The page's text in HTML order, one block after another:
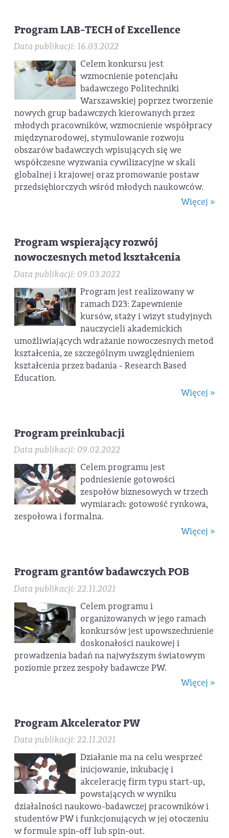
Program LAB-TECH of Excellence
Data publikacji: 16.03.2022
Celem konkursu jest
wzmocnienie potencjału
badawczego Politechniki
Warszawskiej poprzez tworzenie
nowych grup badawczych kierowanych przez
młodych pracowników, wzmocnienie współpracy
międzynarodowej, stymulowanie rozwoju
obszarów badawczych wpisujących się we
współczesne wyzwania cywilizacyjne w skali
globalnej i krajowej oraz promowanie postaw
przedsiębiorczych wśród młodych naukowców.
Więcej »
Program wspierający rozwój
nowoczesnych metod kształcenia
Data publikacji: 09.03.2022
Program jest realizowany w
ramach D23: Zapewnienie
kursów, staży i wizyt studyjnych
nauczycieli akademickich
umożliwiających wdrażanie nowoczesnych metod
kształcenia, ze szczególnym uwzględnieniem
kształcenia przez badania - Research Based
Education.
Więcej »
Program preinkubacji
Data publikacji: 09.02.2022
Celem programu jest
podniesienie gotowości
zespołów biznesowych w trzech
wymiarach: gotowość rynkowa,
zespołowa i formalna.
Więcej »
Program grantów badawczych POB
Data publikacji: 22.11.2021
Celem programu i
organizowanych w jego ramach
konkursów jest upowszechnienie
doskonałości naukowej i
prowadzenia badań na najwyższym światowym
poziomie przez zespoły badawcze PW.
Więcej »
Program Akcelerator PW
Data publikacji: 22.11.2021
Działanie ma na celu wesprzeć
inicjowanie, inkubację i
akcelerację firm typu start-up,
powstających w wyniku
działalności naukowo-badawczej pracowników i
studentów PW i funkcjonujących w jej otoczeniu
w formule spin-off lub spin-out.